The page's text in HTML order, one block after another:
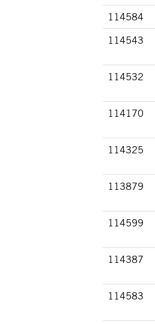
114584
114543
114532
114170
114325
113879
114599
114387
114583